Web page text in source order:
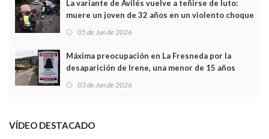
La variante de Avilés vuelve a teñirse de luto:
muere un joven de 32 años en un violento choque
frontal
05 de Jun de 2026
Máxima preocupación en La Fresneda por la
desaparición de Irene, una menor de 15 años
03 de Jun de 2026
VÍDEO DESTACADO